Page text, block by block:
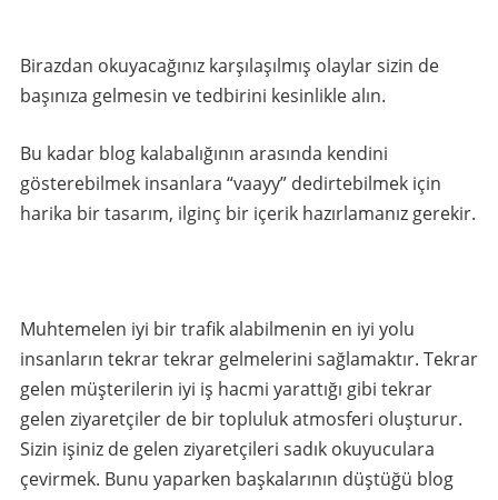
Birazdan okuyacağınız karşılaşılmış olaylar sizin de
başınıza gelmesin ve tedbirini kesinlikle alın.
Bu kadar blog kalabalığının arasında kendini
gösterebilmek insanlara “vaayy” dedirtebilmek için
harika bir tasarım, ilginç bir içerik hazırlamanız gerekir.
Muhtemelen iyi bir trafik alabilmenin en iyi yolu
insanların tekrar tekrar gelmelerini sağlamaktır. Tekrar
gelen müşterilerin iyi iş hacmi yarattığı gibi tekrar
gelen ziyaretçiler de bir topluluk atmosferi oluşturur.
Sizin işiniz de gelen ziyaretçileri sadık okuyuculara
çevirmek. Bunu yaparken başkalarının düştüğü blog